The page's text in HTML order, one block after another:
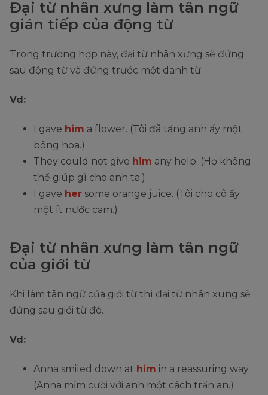
Đại từ nhân xưng làm tân ngữ
gián tiếp của động từ
Trong trường hợp này, đại từ nhân xưng sẽ đứng
sau động từ và đứng trước một danh từ.
Vd:
I gave him a flower. (Tôi đã tặng anh ấy một
bông hoa.)
They could not give him any help. (Họ không
thể giúp gì cho anh ta.)
I gave her some orange juice. (Tôi cho cô ấy
một ít nước cam.)
Đại từ nhân xưng làm tân ngữ
của giới từ
Khi làm tân ngữ của giới từ thì đại từ nhân xung sẽ
đứng sau giới từ đó.
Vd:
Anna smiled down at him in a reassuring way.
(Anna mỉm cười với anh một cách trấn an.)